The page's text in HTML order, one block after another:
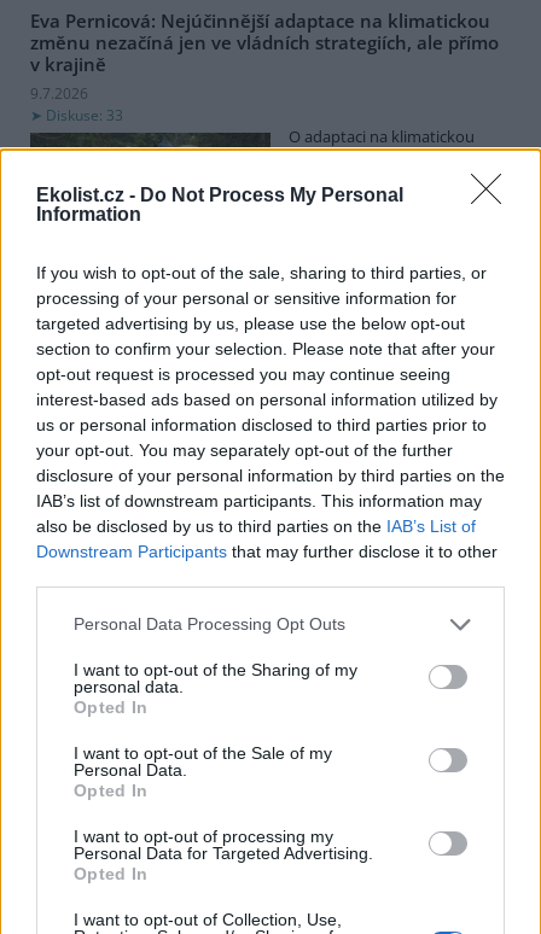
Ekolist.cz - Do Not Process My Personal
Information
If you wish to opt-out of the sale, sharing to third parties, or
processing of your personal or sensitive information for
targeted advertising by us, please use the below opt-out
section to confirm your selection. Please note that after your
opt-out request is processed you may continue seeing
interest-based ads based on personal information utilized by
us or personal information disclosed to third parties prior to
your opt-out. You may separately opt-out of the further
disclosure of your personal information by third parties on the
IAB’s list of downstream participants. This information may
also be disclosed by us to third parties on the IAB’s List of
Downstream Participants that may further disclose it to other
Personal Data Processing Opt Outs
I want to opt-out of the Sharing of my
personal data.
Opted In
I want to opt-out of the Sale of my
Personal Data.
Opted In
I want to opt-out of processing my
Personal Data for Targeted Advertising.
Opted In
I want to opt-out of Collection, Use,
Eva Pernicová: Nejúčinnější adaptace na klimatickou
změnu nezačíná jen ve vládních strategiích, ale přímo
v krajině
9.7.2026
Diskuse: 33
O adaptaci na klimatickou
změnu se nerozhoduje jen v
mezinárodních summitech. O
mokřadech, které pomáhají obnovovat nejen přirozený vodní
režim, ale také celkově zvyšovat odolnost krajiny vůči dopadům
měnícího se klimatu.
Otakar Hobza: Česko: Radiátor na každou střechu!
8.7.2026
Diskuse: 13
Když projíždím novou
zástavbou na okraji
jakéhokoliv většího města,
vidím pořád stejnou skladbu.
Světlá fasáda, černá nebo
aspoň velmi tmavá krytina. Dům vedle domu, ulice za ulicí, katalog
nezpochybnil.
Miroslav Patrik: Končíme s pořádáním ankety Zelená
perla. Proč?
7.7.2026
Diskuse: 30
ročníku ankety Zelená perla.
Na konci června 2026 ovšem
výsledky ankety během jejích třiceti ročníků